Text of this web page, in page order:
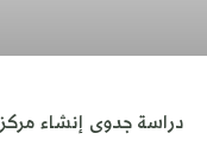
دراسة جدوى إنشاء مركز